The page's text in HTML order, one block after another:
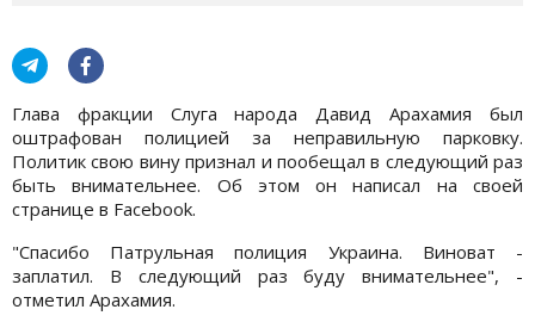
Глава фракции Слуга народа Давид Арахамия был
оштрафован полицией за неправильную парковку.
Политик свою вину признал и пообещал в следующий раз
быть внимательнее. Об этом он написал на своей
странице в Facebook.
"Спасибо Патрульная полиция Украина. Виноват -
заплатил. В следующий раз буду внимательнее", -
отметил Арахамия.